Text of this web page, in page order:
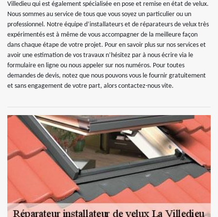
Villedieu qui est également spécialisée en pose et remise en état de velux.
Nous sommes au service de tous que vous soyez un particulier ou un
professionnel. Notre équipe d’installateurs et de réparateurs de velux très
expérimentés est à même de vous accompagner de la meilleure façon
dans chaque étape de votre projet. Pour en savoir plus sur nos services et
avoir une estimation de vos travaux n’hésitez par à nous écrire via le
formulaire en ligne ou nous appeler sur nos numéros. Pour toutes
demandes de devis, notez que nous pouvons vous le fournir gratuitement
et sans engagement de votre part, alors contactez-nous vite.